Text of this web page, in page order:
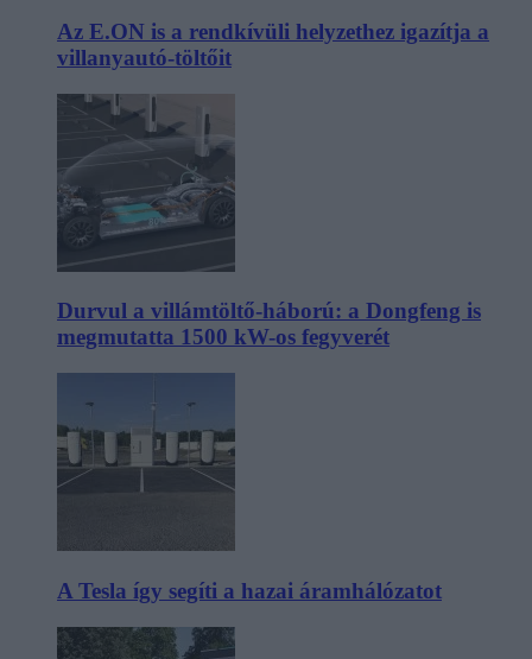
Az E.ON is a rendkívüli helyzethez igazítja a
villanyautó-töltőit
Durvul a villámtöltő-háború: a Dongfeng is
megmutatta 1500 kW-os fegyverét
A Tesla így segíti a hazai áramhálózatot